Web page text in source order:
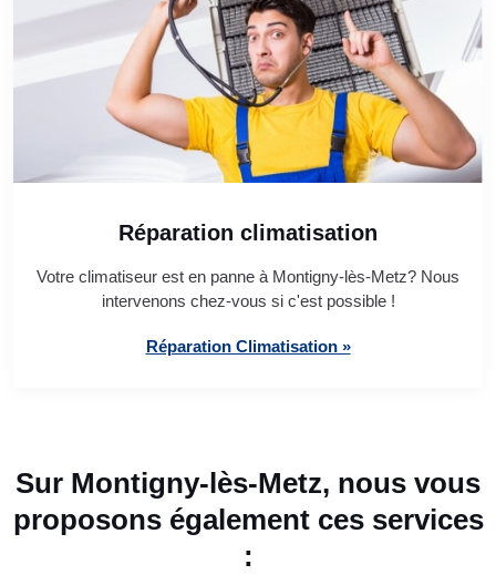
Réparation climatisation
Votre climatiseur est en panne à Montigny-lès-Metz? Nous
intervenons chez-vous si c'est possible !
Réparation Climatisation »
Sur Montigny-lès-Metz, nous vous
proposons également ces services
: